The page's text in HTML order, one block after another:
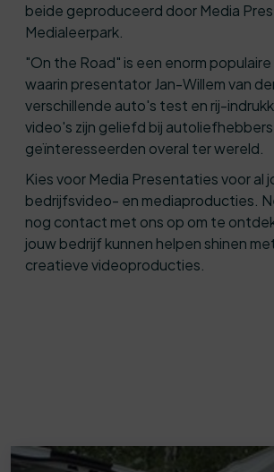
beide geproduceerd door Media
Medialeerpark.
"On the Road" is een enorm
waarin presentator Jan-Willem van
verschillende auto's test en rij-
video's zijn geliefd bij
geïnteresseerden overal ter wereld.
Kies voor Media Presentaties voor al
bedrijfsvideo- en mediaproducties.
nog contact met ons op om te
jouw bedrijf kunnen helpen shinen
creatieve videoproducties.